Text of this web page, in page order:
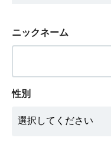
ニックネーム
性別